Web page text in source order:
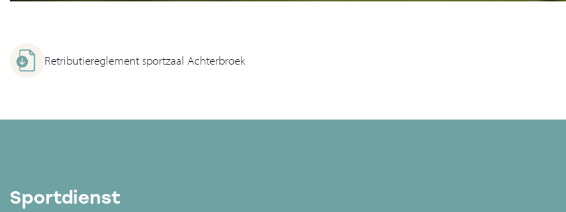
Retributiereglement sportzaal Achterbroek
Sportdienst